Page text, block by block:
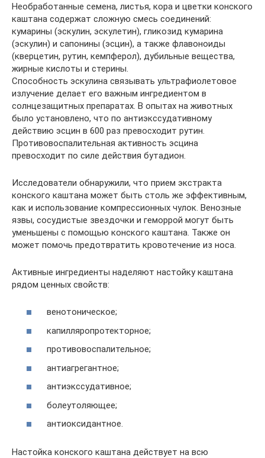
Необработанные семена, листья, кора и цветки конского
каштана содержат сложную смесь соединений:
кумарины (эскулин, эскулетин), гликозид кумарина
(эскулин) и сапонины (эсцин), а также флавоноиды
(кверцетин, рутин, кемпферол), дубильные вещества,
жирные кислоты и стерины.
Способность эскулина связывать ультрафиолетовое
излучение делает его важным ингредиентом в
солнцезащитных препаратах. В опытах на животных
было установлено, что по антиэкссудативному
действию эсцин в 600 раз превосходит рутин.
Противовоспалительная активность эсцина
превосходит по силе действия бутадион.
Исследователи обнаружили, что прием экстракта
конского каштана может быть столь же эффективным,
как и использование компрессионных чулок. Венозные
язвы, сосудистые звездочки и геморрой могут быть
уменьшены с помощью конского каштана. Также он
может помочь предотвратить кровотечение из носа.
Активные ингредиенты наделяют настойку каштана
рядом ценных свойств:
венотоническое;
капилляропротекторное;
противовоспалительное;
антиагрегантное;
антиэкссудативное;
болеутоляющее;
антиоксидантное.
Настойка конского каштана действует на всю